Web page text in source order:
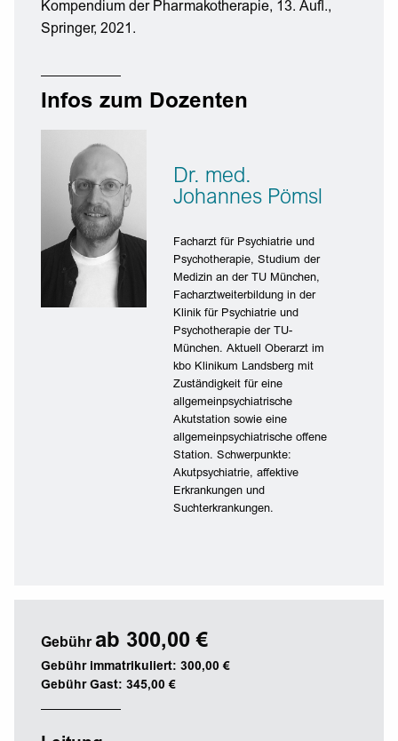
Kompendium der Pharmakotherapie, 13. Aufl.,
Springer, 2021.
Infos zum Dozenten
Dr. med.
Johannes Pömsl
Facharzt für Psychiatrie und
Psychotherapie, Studium der
Medizin an der TU München,
Facharztweiterbildung in der
Klinik für Psychiatrie und
Psychotherapie der TU-
München. Aktuell Oberarzt im
kbo Klinikum Landsberg mit
Zuständigkeit für eine
allgemeinpsychiatrische
Akutstation sowie eine
allgemeinpsychiatrische offene
Station. Schwerpunkte:
Akutpsychiatrie, affektive
Erkrankungen und
Suchterkrankungen.
Gebühr ab 300,00 €
Gebühr immatrikuliert: 300,00 €
Gebühr Gast: 345,00 €